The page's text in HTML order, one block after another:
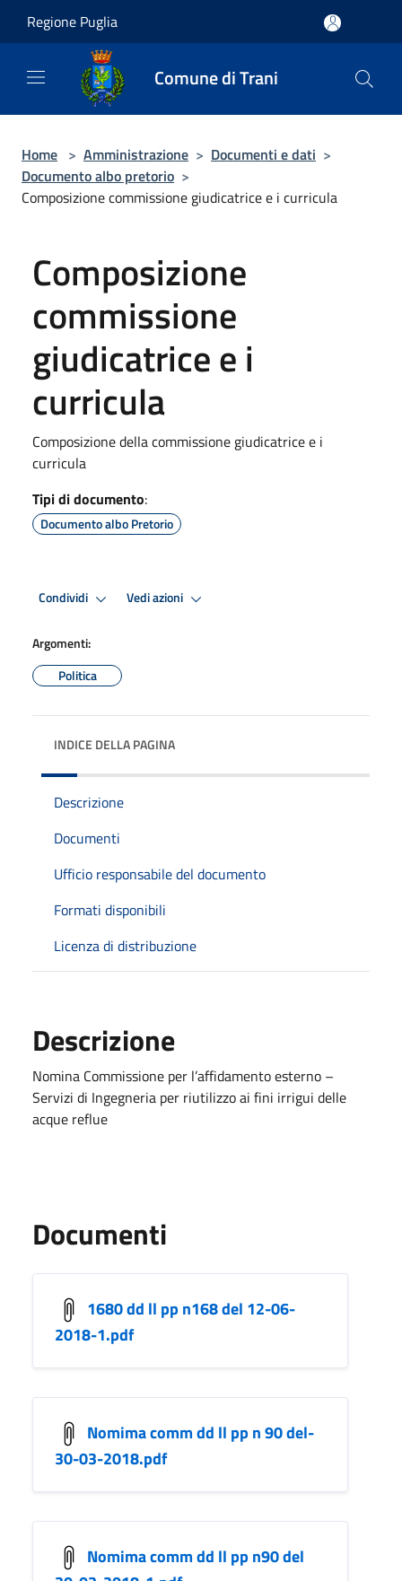
Regione Puglia
Comune di Trani
Home > Amministrazione > Documenti e dati >
Documento albo pretorio >
Composizione commissione giudicatrice e i curricula
Composizione
commissione
giudicatrice e i
curricula
Composizione della commissione giudicatrice e i
curricula
Tipi di documento:
Documento albo Pretorio
Condividi Vedi azioni
Argomenti:
Politica
INDICE DELLA PAGINA
Descrizione
Documenti
Ufficio responsabile del documento
Formati disponibili
Licenza di distribuzione
Descrizione
Nomina Commissione per l’affidamento esterno –
Servizi di Ingegneria per riutilizzo ai fini irrigui delle
acque reflue
Documenti
1680 dd ll pp n168 del 12-06-
2018-1.pdf
Nomima comm dd ll pp n 90 del-
30-03-2018.pdf
Nomima comm dd ll pp n90 del